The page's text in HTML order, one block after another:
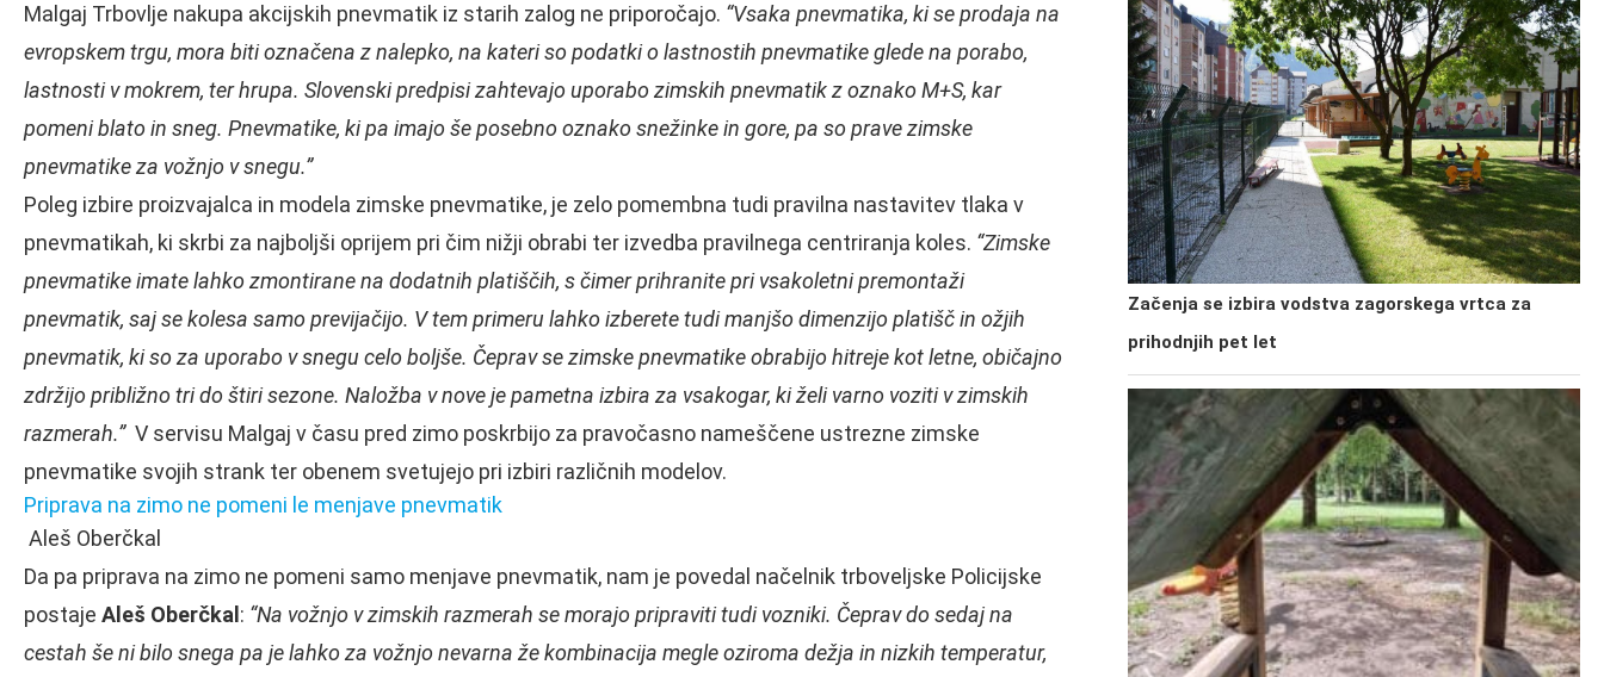
Malgaj Trbovlje nakupa akcijskih pnevmatik iz starih zalog ne priporočajo. “Vsaka pnevmatika, ki se prodaja na
evropskem trgu, mora biti označena z nalepko, na kateri so podatki o lastnostih pnevmatike glede na porabo,
lastnosti v mokrem, ter hrupa. Slovenski predpisi zahtevajo uporabo zimskih pnevmatik z oznako M+S, kar
pomeni blato in sneg. Pnevmatike, ki pa imajo še posebno oznako snežinke in gore, pa so prave zimske
pnevmatike za vožnjo v snegu.”
Poleg izbire proizvajalca in modela zimske pnevmatike, je zelo pomembna tudi pravilna nastavitev tlaka v
pnevmatikah, ki skrbi za najboljši oprijem pri čim nižji obrabi ter izvedba pravilnega centriranja koles. “Zimske
pnevmatike imate lahko zmontirane na dodatnih platiščih, s čimer prihranite pri vsakoletni premontaži
pnevmatik, saj se kolesa samo previjačijo. V tem primeru lahko izberete tudi manjšo dimenzijo platišč in ožjih
pnevmatik, ki so za uporabo v snegu celo boljše. Čeprav se zimske pnevmatike obrabijo hitreje kot letne, običajno
zdržijo približno tri do štiri sezone. Naložba v nove je pametna izbira za vsakogar, ki želi varno voziti v zimskih
razmerah.” V servisu Malgaj v času pred zimo poskrbijo za pravočasno nameščene ustrezne zimske
pnevmatike svojih strank ter obenem svetujejo pri izbiri različnih modelov.
Priprava na zimo ne pomeni le menjave pnevmatik
Aleš Oberčkal
Da pa priprava na zimo ne pomeni samo menjave pnevmatik, nam je povedal načelnik trboveljske Policijske
postaje Aleš Oberčkal : “Na vožnjo v zimskih razmerah se morajo pripraviti tudi vozniki. Čeprav do sedaj na
cestah še ni bilo snega pa je lahko za vožnjo nevarna že kombinacija megle oziroma dežja in nizkih temperatur,
Začenja se izbira vodstva zagorskega vrtca za
prihodnjih pet let